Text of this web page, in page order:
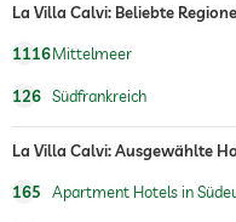
Massageangebot
Wellnessbereich
Treatments
La Villa Calvi: Beliebte
1116Mittelmeer
126 Südfrankreich
La Villa Calvi: Ausgewählte
165 Apartment Hotels in